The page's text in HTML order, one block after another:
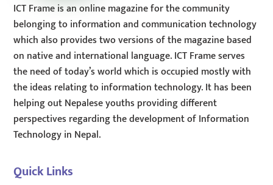
ICT Frame is an online magazine for the community
belonging to information and communication technology
which also provides two versions of the magazine based
on native and international language. ICT Frame serves
the need of today’s world which is occupied mostly with
the ideas relating to information technology. It has been
helping out Nepalese youths providing different
perspectives regarding the development of Information
Technology in Nepal.
Quick Links